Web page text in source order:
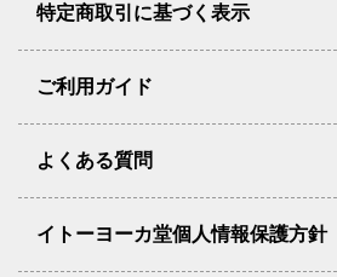
特定商取引に基づく表示
ご利用ガイド
よくある質問
イトーヨーカ堂個人情報保護方針